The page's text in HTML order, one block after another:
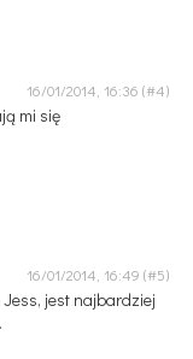
16/01/2014, 16:36
mi się
16/01/2014, 16:49
jest najbardziej